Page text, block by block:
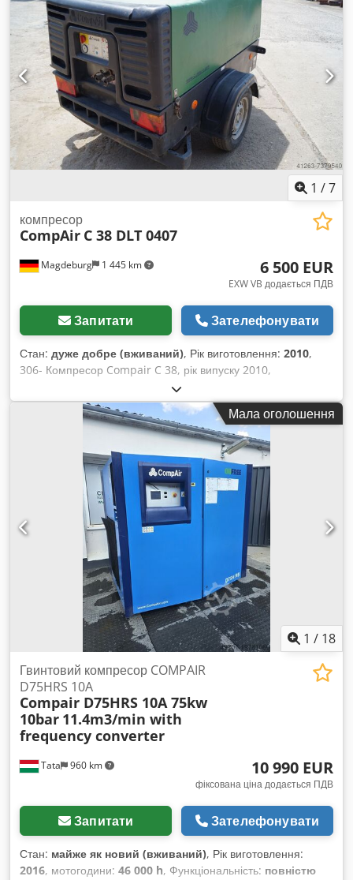
1 /7
Magdeburg 1 445 km
компресор
CompAir C 38 DLT 0407
6 500 EUR
EXW VB додається ПДВ
Запитати Зателефонувати
Стан: дуже добре (вживаний), Рік виготовлення: 2010,
306- Компресор Compair C 38, рік випуску 2010,
напрацювання 144 мотогодин, серійний номер
WCA1C2807A1A40135, об’ємна подача: 3,8 м³, наявні
загальне схвалення типу (ABE) та техпаспорт, технічний
огляд до 12.2022, тягове пристосування для легкових і
вантажних автомобілів, 4-циліндровий дизельний двигун
Cummins, робочий тиск регульований від 7 до 10 бар.
Dksdpfxjibhwyo Amrjr
Мала оголошення
1 / 18
Tata 960 km
Гвинтовий компресор COMPAIR
D75HRS 10A
Compair D75HRS 10A 75kw
10bar 11.4m3/min with
frequency converter
10 990 EUR
фіксована ціна додається ПДВ
Запитати Зателефонувати
Стан: майже як новий (вживаний), Рік виготовлення:
2016, мотогодини: 46 000 h, Функціональність: повністю